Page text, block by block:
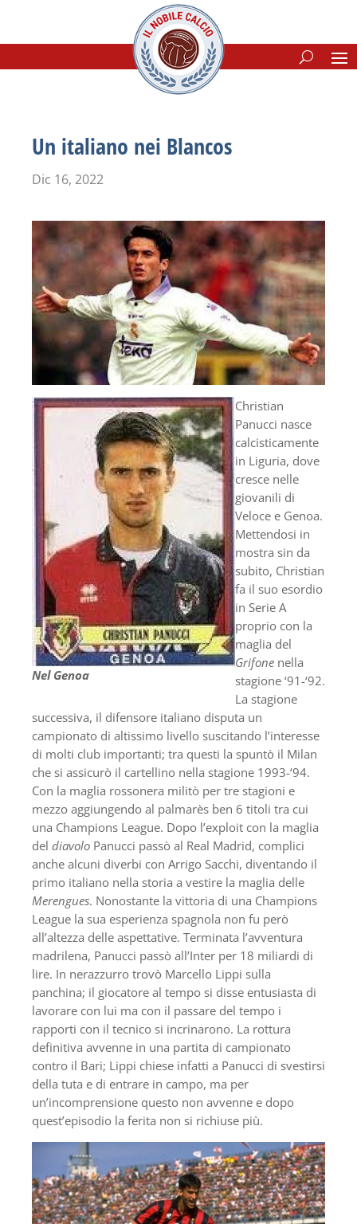
Un italiano nei Blancos
Dic 16, 2022
Nel Genoa
Christian
Panucci nasce
calcisticamente
in Liguria, dove
cresce nelle
giovanili di
Veloce e Genoa.
Mettendosi in
mostra sin da
subito, Christian
fa il suo esordio
in Serie A
proprio con la
maglia del
Grifone nella
stagione ‘91-‘92.
La stagione
successiva, il difensore italiano disputa un
campionato di altissimo livello suscitando l’interesse
di molti club importanti; tra questi la spuntò il Milan
che si assicurò il cartellino nella stagione 1993-‘94.
Con la maglia rossonera militò per tre stagioni e
mezzo aggiungendo al palmarès ben 6 titoli tra cui
una Champions League. Dopo l’exploit con la maglia
del diavolo Panucci passò al Real Madrid, complici
anche alcuni diverbi con Arrigo Sacchi, diventando il
primo italiano nella storia a vestire la maglia delle
Merengues. Nonostante la vittoria di una Champions
League la sua esperienza spagnola non fu però
all’altezza delle aspettative. Terminata l’avventura
madrilena, Panucci passò all’Inter per 18 miliardi di
lire. In nerazzurro trovò Marcello Lippi sulla
panchina; il giocatore al tempo si disse entusiasta di
lavorare con lui ma con il passare del tempo i
rapporti con il tecnico si incrinarono. La rottura
definitiva avvenne in una partita di campionato
contro il Bari; Lippi chiese infatti a Panucci di svestirsi
della tuta e di entrare in campo, ma per
un’incomprensione questo non avvenne e dopo
quest’episodio la ferita non si richiuse più.